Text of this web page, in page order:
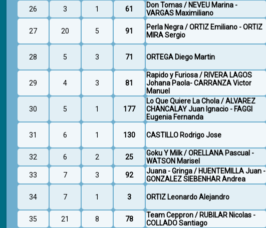
26 3 1 61
Don Tomas / NEVEU Marina -
VARGAS Maximiliano
27 20 5 91
Perla Negra / ORTIZ Emiliano - ORTIZ
MIRA Sergio
28 5 3 71 ORTEGA Diego Martin
29 4 3 81
Rapido y Furiosa / RIVERA LAGOS
Johana Paola- CARRANZA Victor
Manuel
30 5 1 177
Lo Que Quiere La Chola / ALVAREZ
CHANCALAY Juan Ignacio - FAGGI
Eugenia Fernanda
31 6 1 130 CASTILLO Rodrigo Jose
32 6 2 25
Goku Y Milk / ORELLANA Pascual -
WATSON Marisel
33 7 3 92
Juana - Gringa / HUENTEMILLA Juan -
GONZALEZ SIEBENHAR Andrea
34 7 1 3 ORTIZ Leonardo Alejandro
35 21 8 78
Team Ceppron / RUBILAR Nicolas -
COLLADO Santiago